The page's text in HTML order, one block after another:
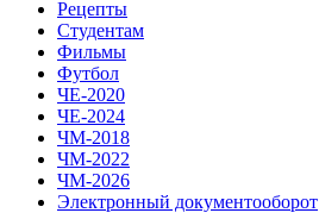
Рецепты
Студентам
Фильмы
Футбол
ЧЕ-2020
ЧЕ-2024
ЧМ-2018
ЧМ-2022
ЧМ-2026
Электронный документооборот